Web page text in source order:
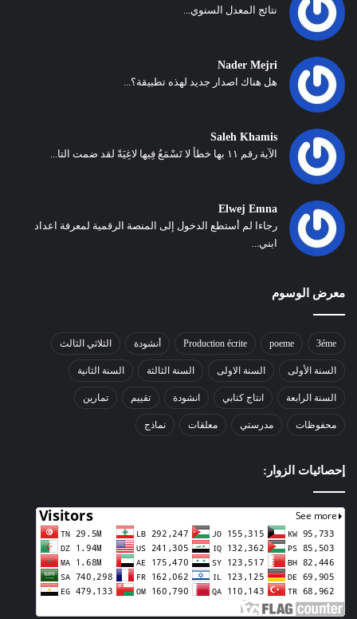
نتائج المعدل السنوي...
Nader Mejri
هل هناك اصدار جديد لهذه تطبيقة؟...
Saleh Khamis
الآية رقم ١١ بها خطأ لا تَسْمَعُ فِيها لاغِيَةً لقد ضمت التا...
Elwej Emna
رجاءا لم أستطع الدخول إلى المنصة الرقمية لمعرفة اعداد
ابني...
معرض الوسوم
3éme
poeme
Production écrite أنشودة الثلاثي الثالث
السنة الأولى السنة الاولى السنة الثالثة السنة الثانية
السنة الرابعة انتاج كتابي انشودة تقييم تمارين
محفوظات مدرستي معلقات نماذج
إحصائيات الزوار: